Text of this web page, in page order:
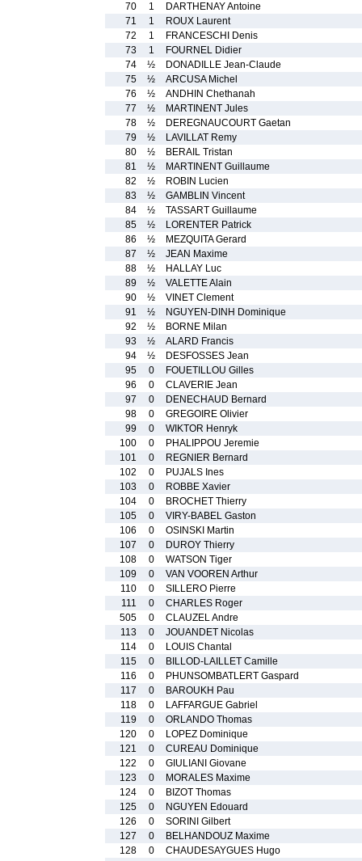
70
1
DARTHENAY Antoine
71
1
ROUX Laurent
72
1
FRANCESCHI Denis
73
1
FOURNEL Didier
74
½
DONADILLE Jean-Claude
75
½
ARCUSA Michel
76
½
ANDHIN Chethanah
77
½
MARTINENT Jules
78
½
DEREGNAUCOURT Gaetan
79
½
LAVILLAT Remy
80
½
BERAIL Tristan
81
½
MARTINENT Guillaume
82
½
ROBIN Lucien
83
½
GAMBLIN Vincent
84
½
TASSART Guillaume
85
½
LORENTER Patrick
86
½
MEZQUITA Gerard
87
½
JEAN Maxime
88
½
HALLAY Luc
89
½
VALETTE Alain
90
½
VINET Clement
91
½
NGUYEN-DINH Dominique
92
½
BORNE Milan
93
½
ALARD Francis
94
½
DESFOSSES Jean
95
0
FOUETILLOU Gilles
96
0
CLAVERIE Jean
97
0
DENECHAUD Bernard
98
0
GREGOIRE Olivier
99
0
WIKTOR Henryk
100
0
PHALIPPOU Jeremie
101
0
REGNIER Bernard
102
0
PUJALS Ines
103
0
ROBBE Xavier
104
0
BROCHET Thierry
105
0
VIRY-BABEL Gaston
106
0
OSINSKI Martin
107
0
DUROY Thierry
108
0
WATSON Tiger
109
0
VAN VOOREN Arthur
110
0
SILLERO Pierre
111
0
CHARLES Roger
505
0
CLAUZEL Andre
113
0
JOUANDET Nicolas
114
0
LOUIS Chantal
115
0
BILLOD-LAILLET Camille
116
0
PHUNSOMBATLERT Gaspard
117
0
BAROUKH Pau
118
0
LAFFARGUE Gabriel
119
0
ORLANDO Thomas
120
0
LOPEZ Dominique
121
0
CUREAU Dominique
122
0
GIULIANI Giovane
123
0
MORALES Maxime
124
0
BIZOT Thomas
125
0
NGUYEN Edouard
126
0
SORINI Gilbert
127
0
BELHANDOUZ Maxime
128
0
CHAUDESAYGUES Hugo